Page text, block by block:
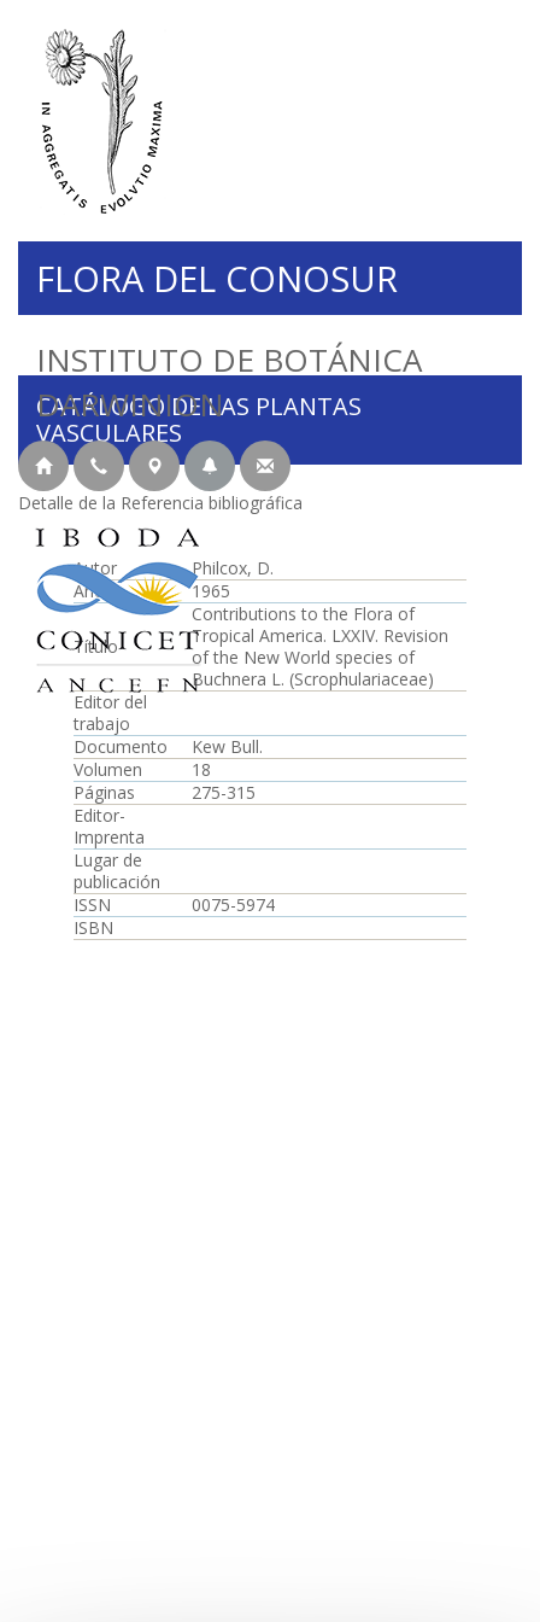
INSTITUTO DE BOTÁNICA
DARWINION
FLORA DEL CONOSUR
CATÁLOGO DE LAS PLANTAS
VASCULARES
Detalle de la Referencia bibliográfica
Autor
Philcox, D.
Año
1965
Título
Contributions to the Flora of
Tropical America. LXXIV. Revision
of the New World species of
Buchnera L. (Scrophulariaceae)
Editor del
trabajo
Documento
Kew Bull.
Volumen
18
Páginas
275-315
Editor-
Imprenta
Lugar de
publicación
ISSN
0075-5974
ISBN